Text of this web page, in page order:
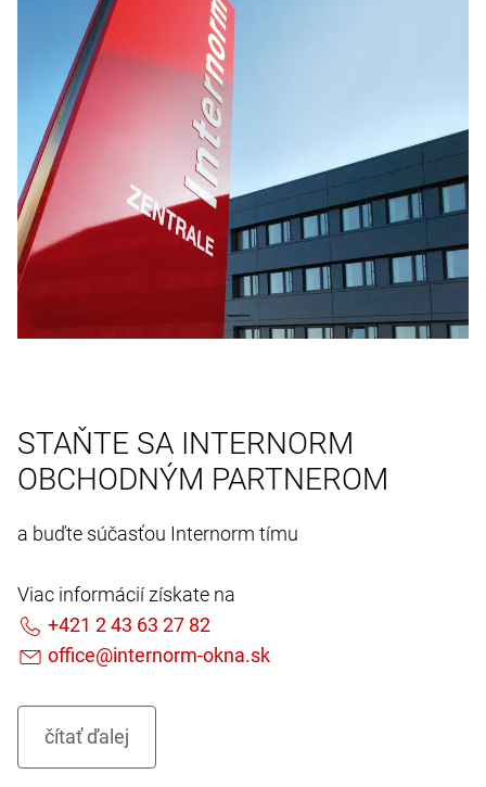
STAŇTE SA INTERNORM
OBCHODNÝM PARTNEROM
a buďte súčasťou Internorm tímu
Viac informácií získate na